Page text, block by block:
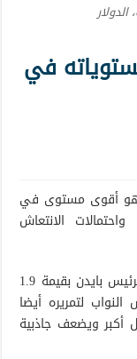
في
يوم الاثنين، وهو أقوى مستوى في
واحتمالات الانتعاش
وكان قد أقر مجلس الشيوخ مشروع قانون الرئيس بايدن بقيمة 1.9
لتمريره أيضا
أكبر ويضعف جاذبية